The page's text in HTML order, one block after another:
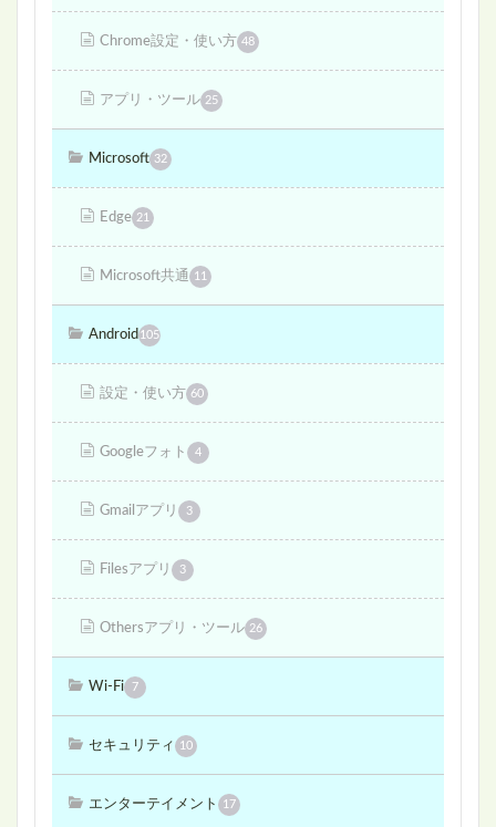
Chrome設定・使い方 48
アプリ・ツール 25
Microsoft 32
Edge 21
Microsoft共通 11
Android 105
設定・使い方 60
Googleフォト 4
Gmailアプリ 3
Filesアプリ 3
Othersアプリ・ツール 26
Wi-Fi 7
セキュリティ 10
エンターテイメント 17